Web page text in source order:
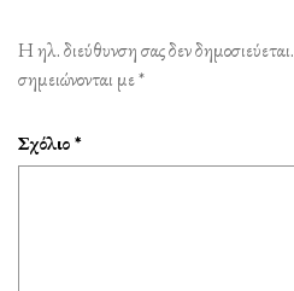
Η ηλ. διεύθυνση σας δεν δημοσιεύεται.
σημειώνονται με*
Σχόλιο*